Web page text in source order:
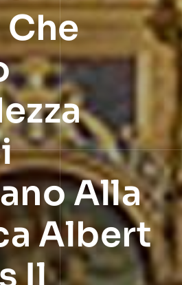
Alla
Albert
Il